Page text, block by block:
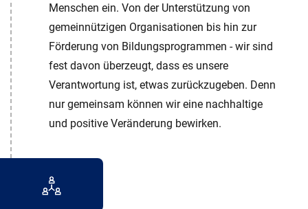
Menschen ein. Von der Unterstützung von
gemeinnützigen Organisationen bis hin zur
Förderung von Bildungsprogrammen - wir sind
fest davon überzeugt, dass es unsere
Verantwortung ist, etwas zurückzugeben. Denn
nur gemeinsam können wir eine nachhaltige
und positive Veränderung bewirken.